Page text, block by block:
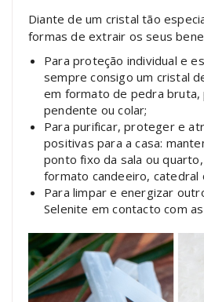
Diante de um cristal tão
formas de extrair os seus
Para proteção individual e
sempre consigo um cristal
em formato de pedra bruta,
pendente ou colar;
Para purificar, proteger e
positivas para a casa:
ponto fixo da sala ou
formato candeeiro, catedral
Para limpar e energizar
Selenite em contacto com